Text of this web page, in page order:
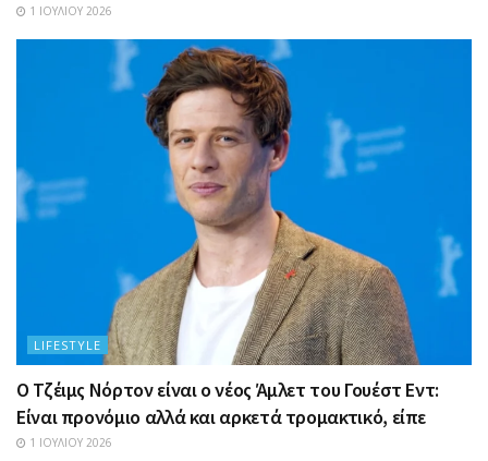
1 ΙΟΥΛΊΟΥ 2026
LIFESTYLE
Ο Τζέιμς Νόρτον είναι ο νέος Άμλετ του Γουέστ Εντ:
Είναι προνόμιο αλλά και αρκετά τρομακτικό, είπε
1 ΙΟΥΛΊΟΥ 2026